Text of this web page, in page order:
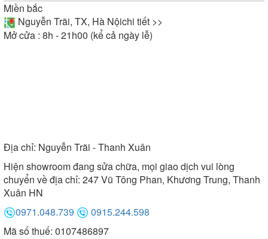
Miền bắc
Nguyễn Trãi, TX, Hà Nộichi tiết >>
Mở cửa : 8h - 21h00 (kể cả ngày lễ)
Địa chỉ: Nguyễn Trãi - Thanh Xuân
Hiện showroom đang sửa chữa, mọi giao dịch vui lòng
chuyển về địa chỉ: 247 Vũ Tông Phan, Khương Trung, Thanh
Xuân HN
0971.048.739
0915.244.598
Mã số thuế: 0107486897